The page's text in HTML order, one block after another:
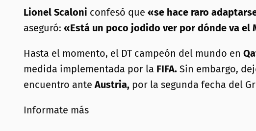
Lionel Scaloni confesó que «se hace raro
aseguró: «Está un poco jodido ver por dónde va el
Hasta el momento, el DT campeón del mundo en
medida implementada por la FIFA. Sin embargo,
encuentro ante Austria, por la segunda fecha del
Informate más